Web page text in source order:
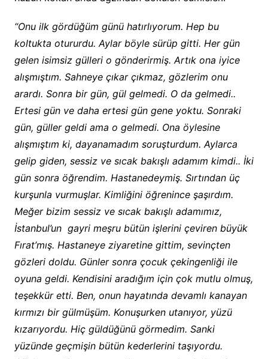
“Onu ilk gördüğüm günü hatırlıyorum. Hep bu
koltukta otururdu. Aylar böyle sürüp gitti. Her gün
gelen isimsiz gülleri o gönderirmiş. Artık ona iyice
alışmıştım. Sahneye çıkar çıkmaz, gözlerim onu
arardı. Sonra bir gün, gül gelmedi. O da gelmedi..
Ertesi gün ve daha ertesi gün gene yoktu. Sonraki
gün, güller geldi ama o gelmedi. Ona öylesine
alışmıştım ki, dayanamadım soruşturdum. Aylarca
gelip giden, sessiz ve sıcak bakışlı adamım kimdi.. İki
gün sonra öğrendim. Hastanedeymiş. Sırtından üç
kurşunla vurmuşlar. Kimliğini öğrenince şaşırdım.
Meğer bizim sessiz ve sıcak bakışlı adamımız,
İstanbul’un gayri meşru bütün işlerini çeviren büyük
Fırat’mış. Hastaneye ziyaretine gittim, sevinçten
gözleri doldu. Günler sonra çocuk çekingenliği ile
oyuna geldi. Kendisini aradığım için çok mutlu olmuş,
teşekkür etti. Ben, onun hayatında devamlı kanayan
kırmızı bir gülmüşüm. Konuşurken utanıyor, yüzü
kızarıyordu. Hiç güldüğünü görmedim. Sanki
yüzünde geçmişin bütün kederlerini taşıyordu.